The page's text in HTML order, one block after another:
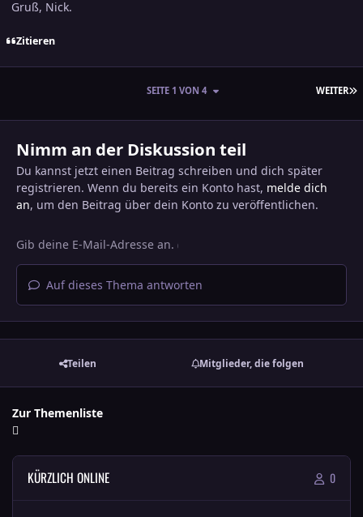
Gruß, Nick.
Zitieren
WEITER
SEITE 1 VON 4
Nimm an der Diskussion teil
Du kannst jetzt einen Beitrag schreiben und dich später
registrieren. Wenn du bereits ein Konto hast, melde dich
an, um den Beitrag über dein Konto zu veröffentlichen.
Auf dieses Thema antworten
Teilen Mitglieder, die folgen
Zur Themenliste
KÜRZLICH ONLINE 0